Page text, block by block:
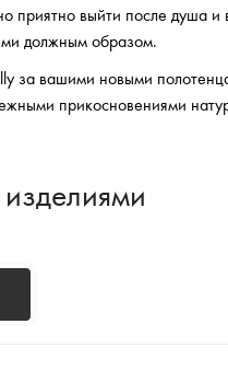
приятно выйти после душа и
должным образом.
за вашими новыми
прикосновениями